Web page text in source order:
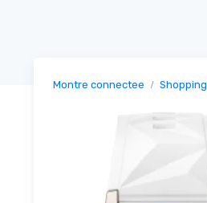
Montre connectee Shopping